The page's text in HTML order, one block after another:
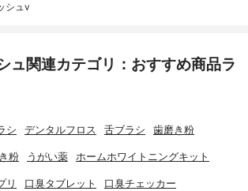
シュv
ュ関連カテゴリ：おすすめ商品ラ
シ デンタルフロス 舌ブラシ 歯磨き粉
粉 うがい薬 ホームホワイトニングキット
リ 口臭タブレット 口臭チェッカー